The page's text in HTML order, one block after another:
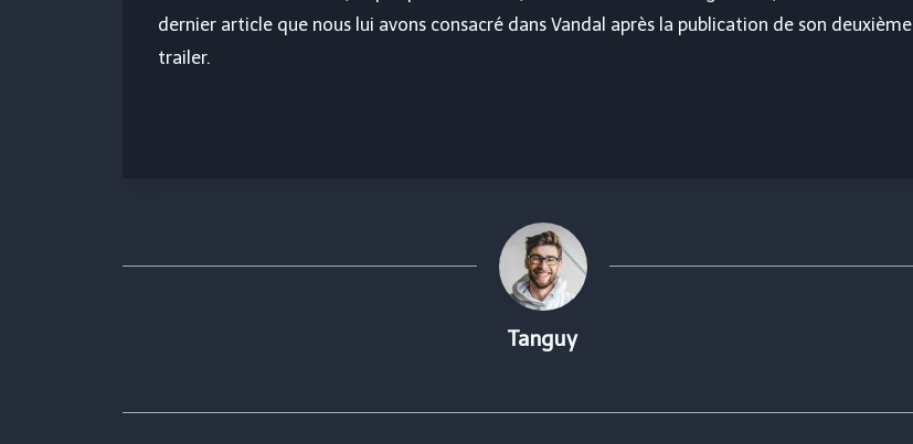
dernier article que nous lui avons consacré dans Vandal après la publication de son deuxième
trailer.
Tanguy